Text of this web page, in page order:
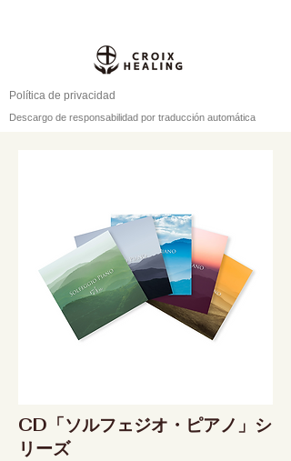
Política de privacidad
Descargo de responsabilidad por traducción automática
CD「ソルフェジオ・ピアノ」シ
リーズ